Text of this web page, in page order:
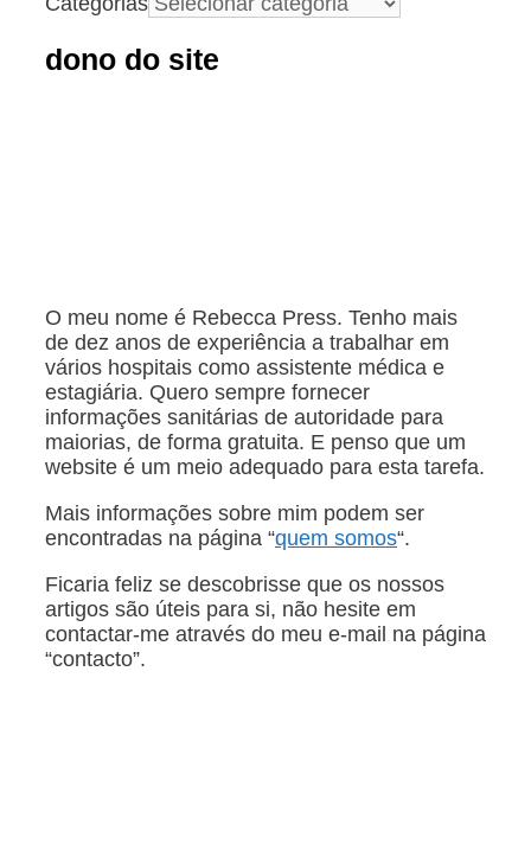
dono do site
O meu nome é Rebecca Press. Tenho mais
de dez anos de experiência a trabalhar em
vários hospitais como assistente médica e
estagiária. Quero sempre fornecer
informações sanitárias de autoridade para
maiorias, de forma gratuita. E penso que um
website é um meio adequado para esta tarefa.
Mais informações sobre mim podem ser
encontradas na página “quem somos“.
Ficaria feliz se descobrisse que os nossos
artigos são úteis para si, não hesite em
contactar-me através do meu e-mail na página
“contacto”.